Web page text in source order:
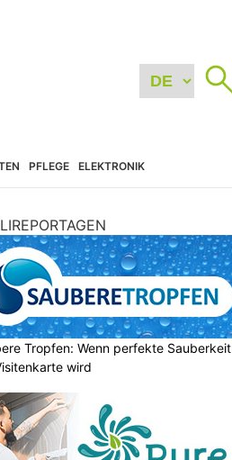
PFLEGE ELEKTRONIK
Tropfen: Wenn perfekte Sauberkeit
wird